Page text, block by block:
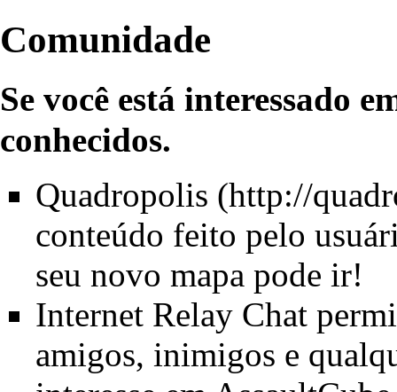
Comunidade
Se você está interessado
conhecidos.
Quadropolis
conteúdo feito pelo
seu novo mapa pode ir!
Internet Relay Chat
amigos, inimigos e